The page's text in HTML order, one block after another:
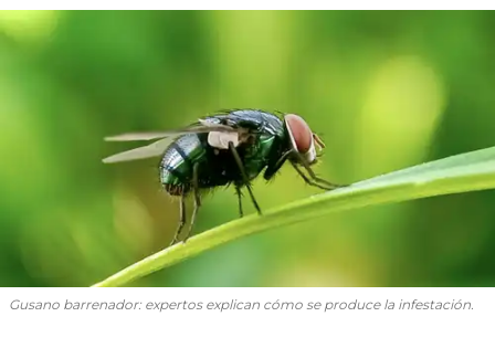
Gusano barrenador: expertos explican cómo se produce la infestación.